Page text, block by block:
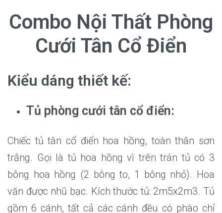
Combo Nội Thất Phòng
Cưới Tân Cổ Điển
Kiểu dáng thiết kế:
Tủ phòng cưới tân cổ điển:
Chiếc tủ tân cổ điển hoa hồng, toàn thân sơn
trắng. Gọi là tủ hoa hồng vì trên trán tủ có 3
bông hoa hồng (2 bông to, 1 bông nhỏ). Hoa
văn được nhũ bạc. Kích thước tủ: 2m5x2m3. Tủ
gồm 6 cánh, tất cả các cánh đều có phào chỉ